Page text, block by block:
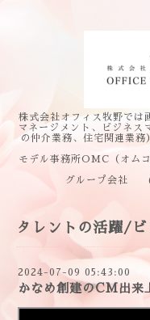
株式会社オフィス牧野では
マネージメント、ビジネ
の仲介業務、住宅関連業
モデル事務所OMC（オム
グループ会社
タレントの活躍/
2024-07-09 05:43:00
かなめ創建のCM出来